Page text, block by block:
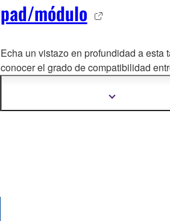
pad/módulo
Echa un vistazo en profundidad a esta
conocer el grado de compatibilidad
Mostrar